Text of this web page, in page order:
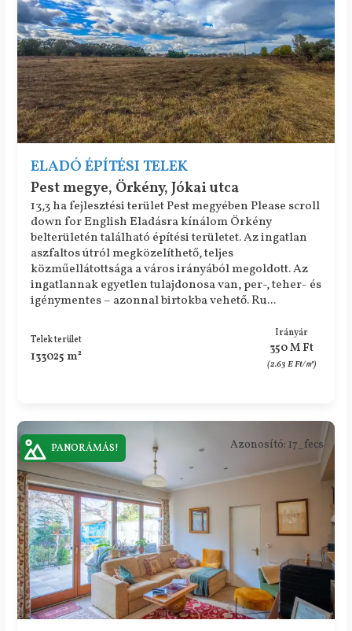
ELADÓ ÉPÍTÉSI TELEK
Pest megye, Örkény, Jókai utca
13,3 ha fejlesztési terület Pest megyében Please scroll
down for English Eladásra kínálom Örkény
belterületén található építési területet. Az ingatlan
aszfaltos útról megközelíthető, teljes
közműellátottsága a város irányából megoldott. Az
ingatlannak egyetlen tulajdonosa van, per-, teher- és
igénymentes – azonnal birtokba vehető. Ru...
Telek terület
133025 m²
Irányár
350 M Ft
(2.63 E Ft/㎡)
Azonosító: 17_fecs
PANORÁMÁS!